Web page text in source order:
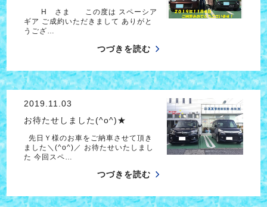
H さま この度は スペーシア
ギア ご成約いただきまして ありがと
うござ…
つづきを読む
2019.11.03
お待たせしました(^o^)★
先日Ｙ様のお車をご納車させて頂き
ました＼(^o^)／ お待たせいたしまし
た 今回スペ…
つづきを読む